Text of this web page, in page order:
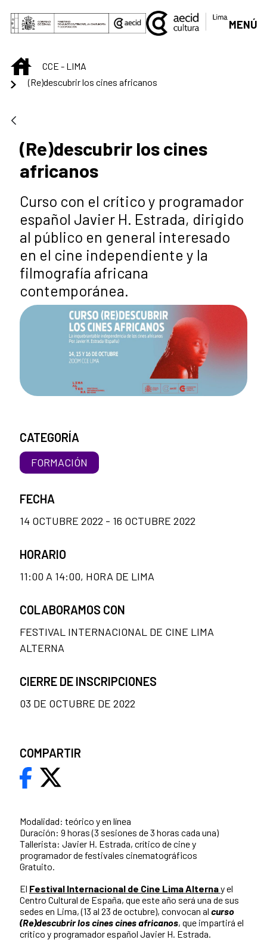
Saltar al contenido principal
MENÚ
INICIOCCE - LIMA
(Re)descubrir los cines africanos
(Re)descubrir los cines
africanos
Curso con el crítico y programador
español Javier H. Estrada, dirigido
al público en general interesado
en el cine independiente y la
filmografía africana
contemporánea.
Modalidad: teórico y en línea
Duración: 9 horas (3 sesiones de 3 horas cada una)
Tallerista: Javier H. Estrada, crítico de cine y
programador de festivales cinematográficos
Gratuito.
El Festival Internacional de Cine Lima Alternay el
Centro Cultural de España, que este año será una de sus
sedes en Lima, (13 al 23 de octubre), convocan al curso
(Re)descubrir los cines cines africanos, que impartirá el
crítico y programador español Javier H. Estrada.
CATEGORÍA
FORMACIÓN
FECHA
14 OCTUBRE 2022 - 16 OCTUBRE 2022
HORARIO
11:00 A 14:00, HORA DE LIMA
COLABORAMOS CON
FESTIVAL INTERNACIONAL DE CINE LIMA
ALTERNA
CIERRE DE INSCRIPCIONES
03 DE OCTUBRE DE 2022
COMPARTIR